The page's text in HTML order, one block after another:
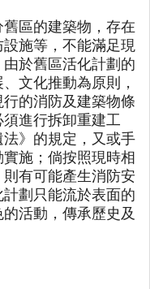
區的建築物，存在
施等，不能滿足現
於舊區活化計劃的
文化推動為原則，
的消防及建築物條
進行拆卸重建工
》的規定，又或手
施；倘按照現時相
有可能產生消防安
劃只能流於表面的
活動，傳承歷史及